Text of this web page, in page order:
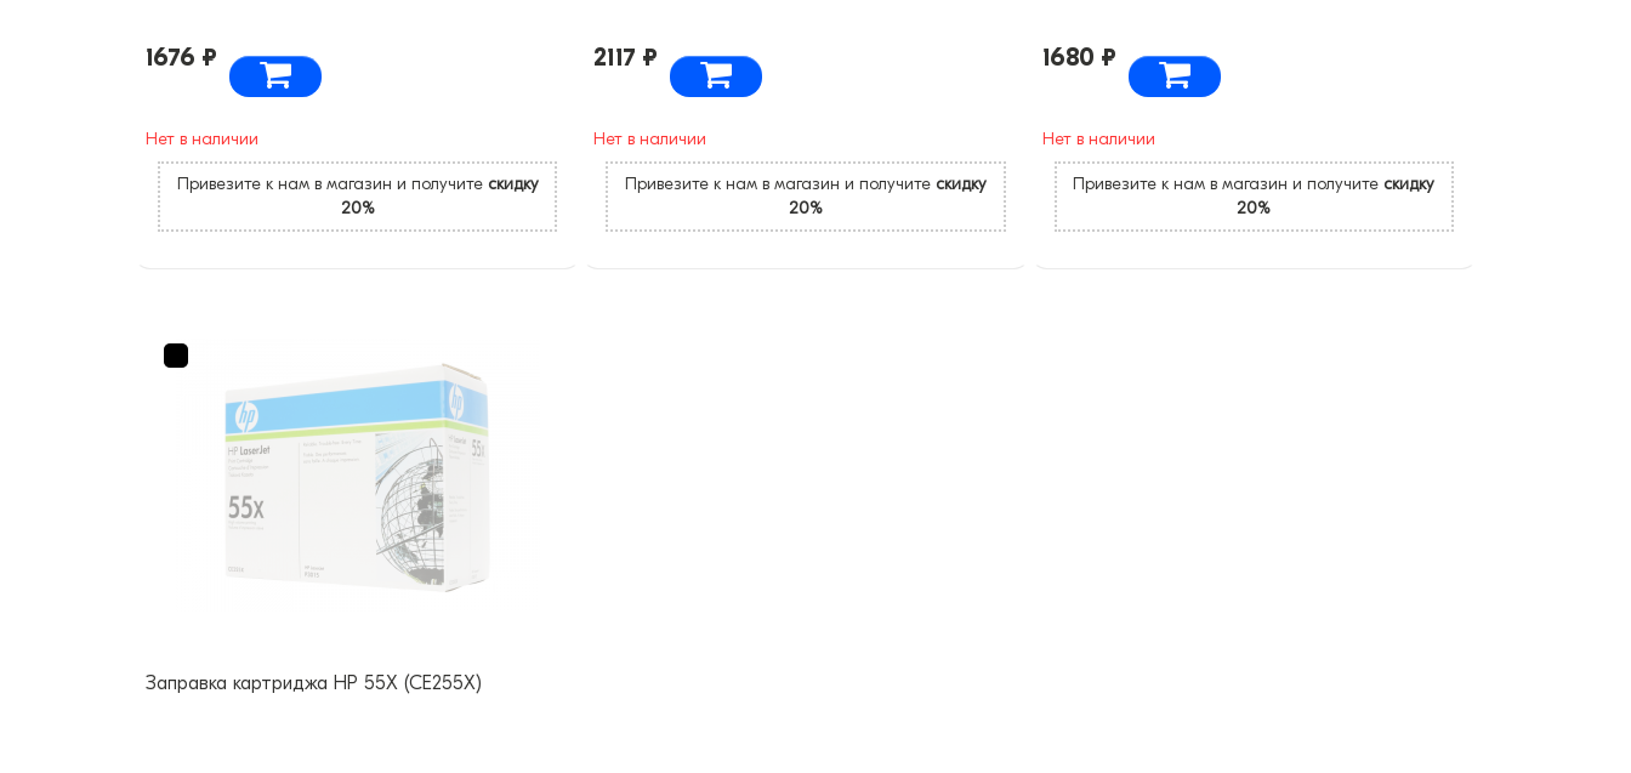
1676 ₽
Нет в наличии
Привезите к нам в магазин и получите скидку
20%
2117 ₽
Нет в наличии
Привезите к нам в магазин и получите скидку
20%
1680 ₽
Нет в наличии
Привезите к нам в магазин и получите скидку
20%
Заправка картриджа HP 55X (CE255X)